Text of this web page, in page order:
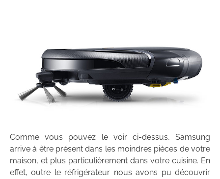
Comme vous pouvez le voir ci-dessus, Samsung
arrive à être présent dans les moindres pièces de votre
maison, et plus particulièrement dans votre cuisine. En
effet, outre le réfrigérateur nous avons pu découvrir